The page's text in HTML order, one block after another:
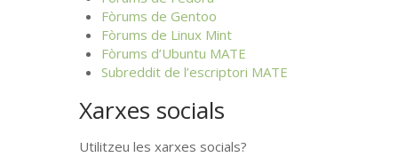
Fòrums de Gentoo
Fòrums de Linux Mint
Fòrums d’Ubuntu MATE
Subreddit de l’escriptori MATE
Xarxes socials
Utilitzeu les xarxes socials?